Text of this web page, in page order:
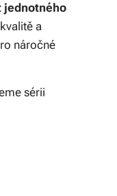
jednotného
a
náročné
sérii